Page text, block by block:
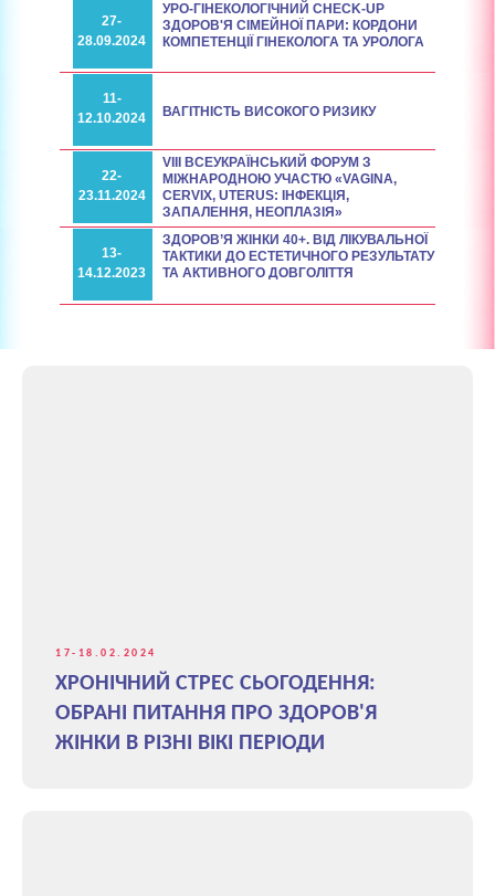
27-
28.09.2024
УРО-ГІНЕКОЛОГІЧНИЙ CHECK-UP
ЗДОРОВ'Я СІМЕЙНОЇ ПАРИ: КОРДОНИ
КОМПЕТЕНЦІЇ ГІНЕКОЛОГА ТА УРОЛОГА
11-
12.10.2024
ВАГІТНІСТЬ ВИСОКОГО РИЗИКУ
22-
23.11.2024
VIІІ ВСЕУКРАЇНСЬКИЙ ФОРУМ З
МІЖНАРОДНОЮ УЧАСТЮ «VAGINA,
CERVIX, UTERUS: ІНФЕКЦІЯ,
ЗАПАЛЕННЯ, НЕОПЛАЗІЯ»
13-
14.12.2023
ЗДОРОВ’Я ЖІНКИ 40+. ВІД ЛІКУВАЛЬНОЇ
ТАКТИКИ ДО ЕСТЕТИЧНОГО РЕЗУЛЬТАТУ
ТА АКТИВНОГО ДОВГОЛІТТЯ
17-18.02.2024
ХРОНІЧНИЙ СТРЕС СЬОГОДЕННЯ:
ОБРАНІ ПИТАННЯ ПРО ЗДОРОВ'Я
ЖІНКИ В РІЗНІ ВІКІ ПЕРІОДИ